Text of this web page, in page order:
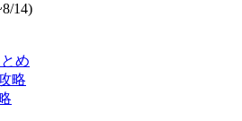
14)
め
略